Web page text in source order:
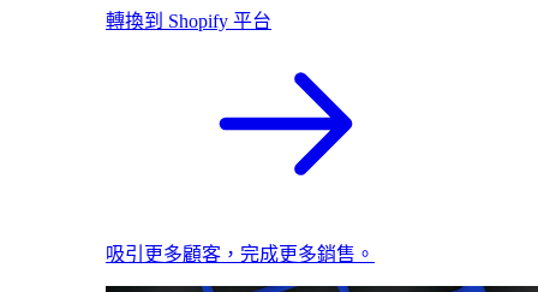
轉換到 Shopify 平台
吸引更多顧客，完成更多銷售。